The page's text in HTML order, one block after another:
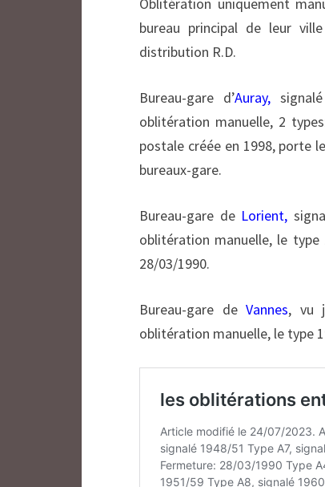
bureau principal de leur
distribution R.D.
Bureau-gare d’Auray,
oblitération manuelle, 2
postale créée en 1998, porte
bureaux-gare.
Bureau-gare deLorient,
oblitération manuelle, le
28/03/1990.
Bureau-gare de Vannes, vu
oblitération manuelle, le type